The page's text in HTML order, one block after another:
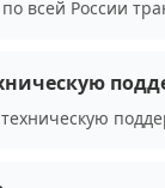
всей России